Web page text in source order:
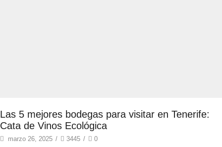
Las 5 mejores bodegas para visitar en Tenerife:
Cata de Vinos Ecológica
marzo 26, 2025 / 3445 / 0